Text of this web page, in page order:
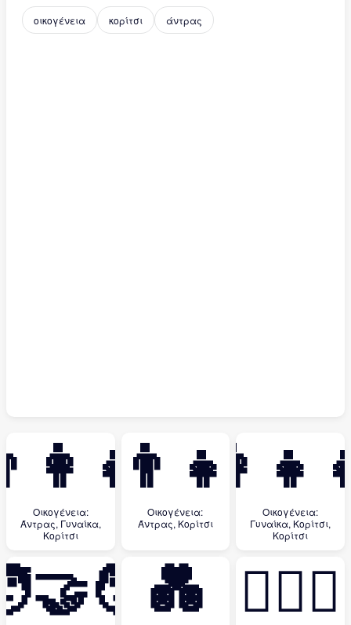
οικογένεια κορίτσι άντρας
Οικογένεια:
Άντρας, Γυναίκα,
Κορίτσι
👨‍👧
Οικογένεια:
Άντρας, Κορίτσι
Οικογένεια:
Γυναίκα, Κορίτσι,
Κορίτσι
💑 👨‍❤️‍👨